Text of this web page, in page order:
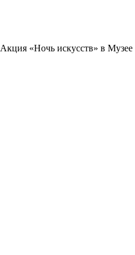
Акция «Ночь искусств» в